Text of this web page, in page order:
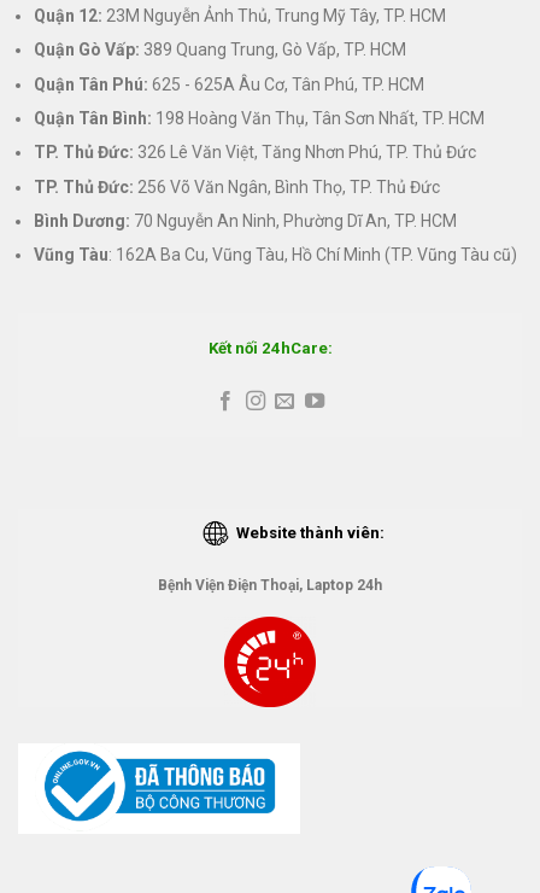
Quận 12: 23M Nguyễn Ảnh Thủ, Trung Mỹ Tây, TP. HCM
Quận Gò Vấp: 389 Quang Trung, Gò Vấp, TP. HCM
Quận Tân Phú: 625 - 625A Âu Cơ, Tân Phú, TP. HCM
Quận Tân Bình: 198 Hoàng Văn Thụ, Tân Sơn Nhất, TP. HCM
TP. Thủ Đức: 326 Lê Văn Việt, Tăng Nhơn Phú, TP. Thủ Đức
TP. Thủ Đức: 256 Võ Văn Ngân, Bình Thọ, TP. Thủ Đức
Bình Dương: 70 Nguyễn An Ninh, Phường Dĩ An, TP. HCM
Vũng Tàu: 162A Ba Cu, Vũng Tàu, Hồ Chí Minh (TP. Vũng Tàu cũ)
Kết nối 24hCare:
Website thành viên:
Bệnh Viện Điện Thoại, Laptop 24h